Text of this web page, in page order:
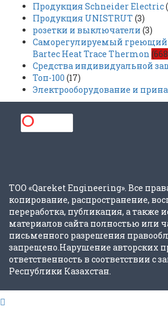
Продукция Schneider Electric
Продукция UNISTRUT (3)
розетки и выключатели (3)
Саморегулируемый греющий
Bartec Heat Trace Thermon
Средства индивидуальной
Топ-100 (17)
Электрооборудование и
ТОО «Qareket Engineering». Все
копирование, распространение,
переработка, публикация, а также
материалов сайта полностью или
письменного разрешения
запрещено.Нарушение авторских
ответственность в соответствии с
Республики Казахстан.